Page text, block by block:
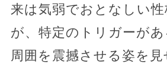
来は気弱でおとなしい
が、特定のトリガーがあ
周囲を震撼させる姿を